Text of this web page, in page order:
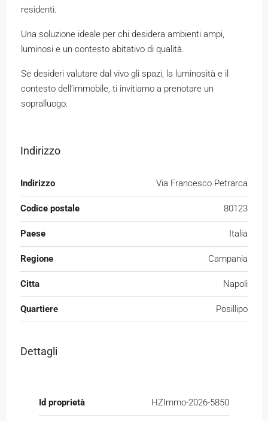
residenti.
Una soluzione ideale per chi desidera ambienti ampi,
luminosi e un contesto abitativo di qualità.
Se desideri valutare dal vivo gli spazi, la luminosità e il
contesto dell’immobile, ti invitiamo a prenotare un
sopralluogo.
Indirizzo
Indirizzo Via Francesco Petrarca
Codice postale 80123
Paese Italia
Regione Campania
Citta Napoli
Quartiere Posillipo
Dettagli
Id proprietà HZImmo-2026-5850